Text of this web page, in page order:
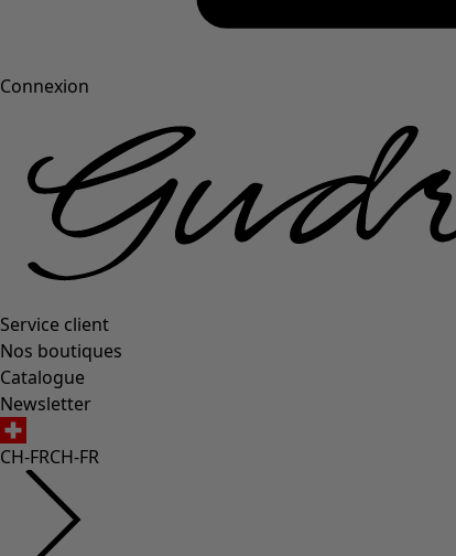
Connexion
Service client
Nos boutiques
Catalogue
Newsletter
CH-FRCH-FR